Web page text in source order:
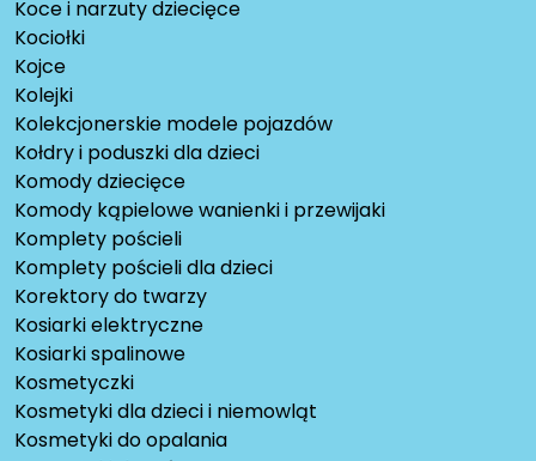
Koce i narzuty dziecięce
Kociołki
Kojce
Kolejki
Kolekcjonerskie modele pojazdów
Kołdry i poduszki dla dzieci
Komody dziecięce
Komody kąpielowe wanienki i przewijaki
Komplety pościeli
Komplety pościeli dla dzieci
Korektory do twarzy
Kosiarki elektryczne
Kosiarki spalinowe
Kosmetyczki
Kosmetyki dla dzieci i niemowląt
Kosmetyki do opalania